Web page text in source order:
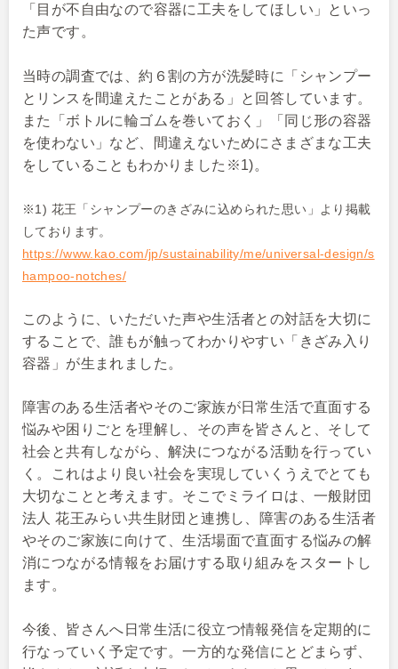
「目が不自由なので容器に工夫をしてほしい」といっ
た声です。
当時の調査では、約６割の方が洗髪時に「シャンプー
とリンスを間違えたことがある」と回答しています。
また「ボトルに輪ゴムを巻いておく」「同じ形の容器
を使わない」など、間違えないためにさまざまな工夫
をしていることもわかりました※1)。
※1) 花王「シャンプーのきざみに込められた思い」より掲載
しております。
https://www.kao.com/jp/sustainability/me/universal-design/s
hampoo-notches/
このように、いただいた声や生活者との対話を大切に
することで、誰もが触ってわかりやすい「きざみ入り
容器」が生まれました。
障害のある生活者やそのご家族が日常生活で直面する
悩みや困りごとを理解し、その声を皆さんと、そして
社会と共有しながら、解決につながる活動を行ってい
く。これはより良い社会を実現していくうえでとても
大切なことと考えます。そこでミライロは、一般財団
法人 花王みらい共生財団と連携し、障害のある生活者
やそのご家族に向けて、生活場面で直面する悩みの解
消につながる情報をお届けする取り組みをスタートし
ます。
今後、皆さんへ日常生活に役立つ情報発信を定期的に
行なっていく予定です。一方的な発信にとどまらず、